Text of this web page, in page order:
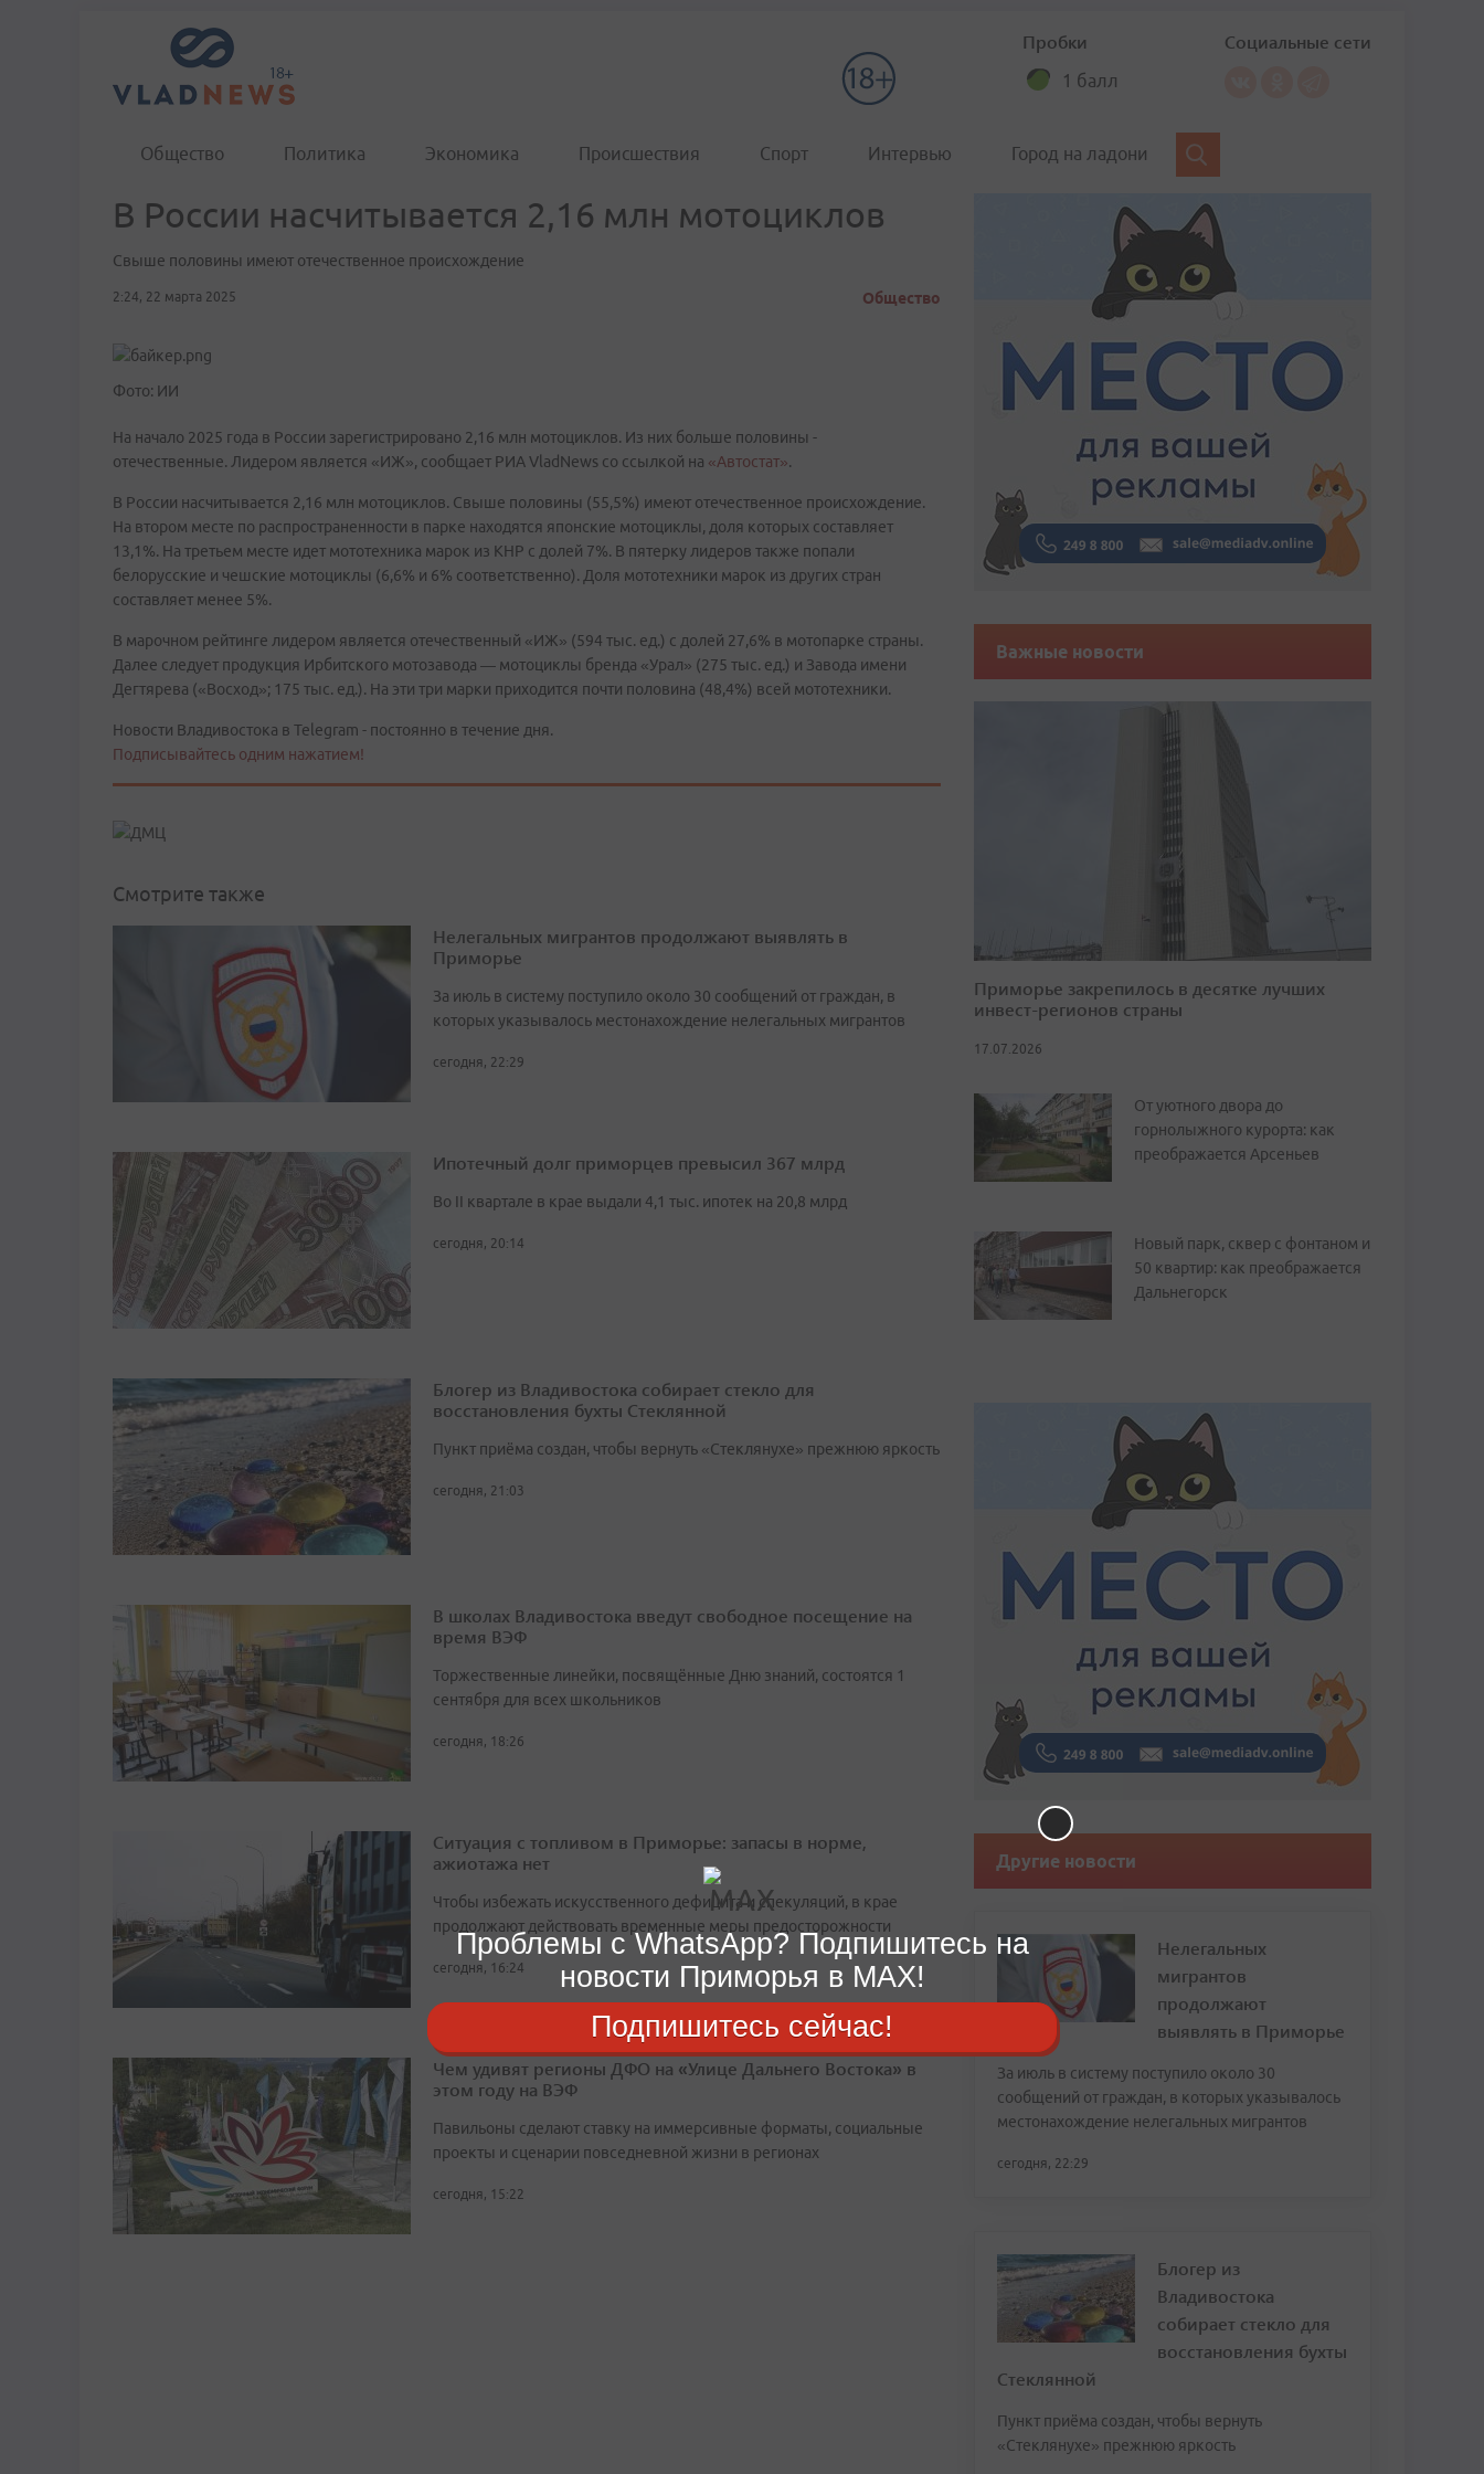
Пробки
1 балл
Социальные сети
Общество Политика Экономика Происшествия Спорт Интервью Город на ладони
В России насчитывается 2,16 млн мотоциклов
Свыше половины имеют отечественное происхождение
2:24, 22 марта 2025 Общество
Фото: ИИ
На начало 2025 года в России зарегистрировано 2,16 млн мотоциклов. Из них больше половины -
отечественные. Лидером является «ИЖ», сообщает РИА VladNews cо ссылкой на «Автостат».
В России насчитывается 2,16 млн мотоциклов. Свыше половины (55,5%) имеют отечественное происхождение.
На втором месте по распространенности в парке находятся японские мотоциклы, доля которых составляет
13,1%. На третьем месте идет мототехника марок из КНР с долей 7%. В пятерку лидеров также попали
белорусские и чешские мотоциклы (6,6% и 6% соответственно). Доля мототехники марок из других стран
составляет менее 5%.
В марочном рейтинге лидером является отечественный «ИЖ» (594 тыс. ед.) с долей 27,6% в мотопарке страны.
Далее следует продукция Ирбитского мотозавода — мотоциклы бренда «Урал» (275 тыс. ед.) и Завода имени
Дегтярева («Восход»; 175 тыс. ед.). На эти три марки приходится почти половина (48,4%) всей мототехники.
Новости Владивостока в Telegram - постоянно в течение дня.
Подписывайтесь одним нажатием!
Смотрите также
Нелегальных мигрантов продолжают выявлять в
Приморье
За июль в систему поступило около 30 сообщений от граждан, в
которых указывалось местонахождение нелегальных мигрантов
сегодня, 22:29
Ипотечный долг приморцев превысил 367 млрд
Во II квартале в крае выдали 4,1 тыс. ипотек на 20,8 млрд
сегодня, 20:14
Блогер из Владивостока собирает стекло для
восстановления бухты Стеклянной
Пункт приёма создан, чтобы вернуть «Стеклянухе» прежнюю яркость
сегодня, 21:03
В школах Владивостока введут свободное посещение на
время ВЭФ
Торжественные линейки, посвящённые Дню знаний, состоятся 1
сентября для всех школьников
сегодня, 18:26
Ситуация с топливом в Приморье: запасы в норме,
ажиотажа нет
Чтобы избежать искусственного дефицита и спекуляций, в крае
продолжают действовать временные меры предосторожности
сегодня, 16:24
Чем удивят регионы ДФО на «Улице Дальнего Востока» в
этом году на ВЭФ
Павильоны сделают ставку на иммерсивные форматы, социальные
проекты и сценарии повседневной жизни в регионах
сегодня, 15:22
Важные новости
Приморье закрепилось в десятке лучших
инвест-регионов страны
17.07.2026
От уютного двора до
горнолыжного курорта: как
преображается Арсеньев
Новый парк, сквер с фонтаном и
50 квартир: как преображается
Дальнегорск
Другие новости
Нелегальных
мигрантов
продолжают
выявлять в Приморье
За июль в систему поступило около 30
сообщений от граждан, в которых указывалось
местонахождение нелегальных мигрантов
сегодня, 22:29
Блогер из
Владивостока
собирает стекло для
восстановления бухты
Стеклянной
Пункт приёма создан, чтобы вернуть
«Стеклянухе» прежнюю яркость
Проблемы с WhatsApp? Подпишитесь на
новости Приморья в MAX!
Подпишитесь сейчас!